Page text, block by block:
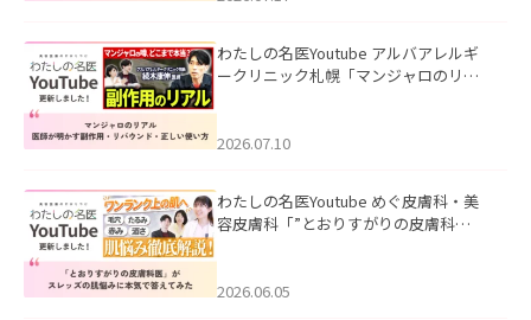
わたしの名医Youtube アルバアレルギ
ークリニック札幌「マンジャロのリア
た。
2026.07.10
わたしの名医Youtube めぐ皮膚科・美
容皮膚科「”とおりすがりの皮膚科
2026.06.05